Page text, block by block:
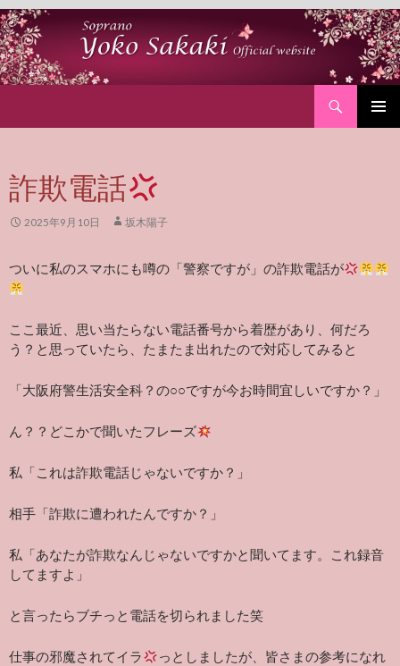
詐欺電話
2025年9月10日 坂木陽子
ついに私のスマホにも噂の「警察ですが」の詐欺電話が
ここ最近、思い当たらない電話番号から着歴があり、何だろ
う？と思っていたら、たまたま出れたので対応してみると
「大阪府警生活安全科？の○○ですが今お時間宜しいですか？」
ん？？どこかで聞いたフレーズ
私「これは詐欺電話じゃないですか？」
相手「詐欺に遭われたんですか？」
私「あなたが詐欺なんじゃないですかと聞いてます。これ録音
してますよ」
と言ったらブチっと電話を切られました笑
仕事の邪魔されてイラ
っとしましたが、皆さまの参考になれ